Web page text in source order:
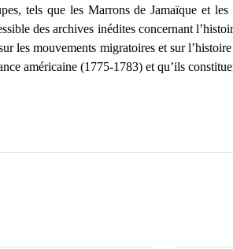
tels que les Marrons de Jamaïque et
des archives inédites concernant
les mouvements migratoires et sur
américaine (1775-1783) et qu’ils